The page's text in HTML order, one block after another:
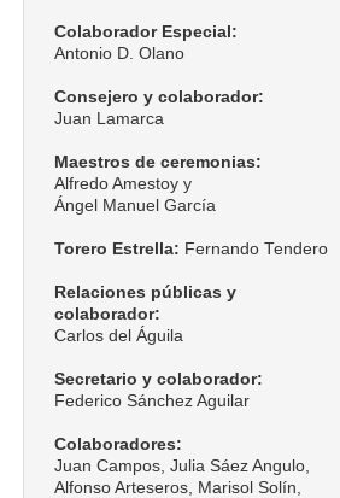
Colaborador Especial:
Antonio D. Olano
Consejero y colaborador:
Juan Lamarca
Maestros de ceremonias:
Alfredo Amestoy y
Ángel Manuel García
Torero Estrella: Fernando Tendero
Relaciones públicas y
colaborador:
Carlos del Águila
Secretario y colaborador:
Federico Sánchez Aguilar
Colaboradores:
Juan Campos, Julia Sáez Angulo,
Alfonso Arteseros, Marisol Solín,